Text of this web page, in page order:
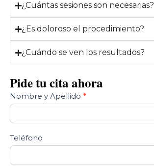
¿Cuántas sesiones son necesarias?
¿Es doloroso el procedimiento?
¿Cuándo se ven los resultados?
Pide tu cita ahora
Contact
Us
Nombre y Apellido *
Teléfono